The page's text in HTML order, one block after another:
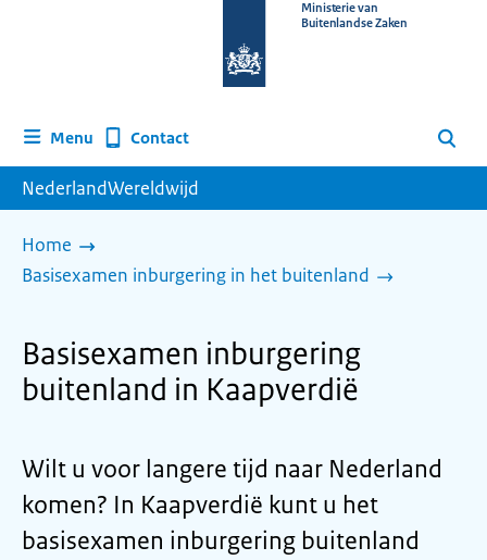
homepage
Ministerie van
Buitenlandse Zaken
Menu Contact Zoeken
NederlandWereldwijd
Home
Basisexamen inburgering in het buitenland
Basisexamen inburgering
buitenland in Kaapverdië
Wilt u voor langere tijd naar Nederland
komen? In Kaapverdië kunt u het
basisexamen inburgering buitenland